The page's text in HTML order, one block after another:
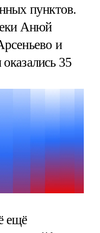
пунктов.
Анюй
и
35
ещё